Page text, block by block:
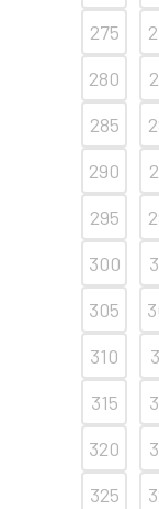
275
280
285
290
295
300
305
310
315
320
325